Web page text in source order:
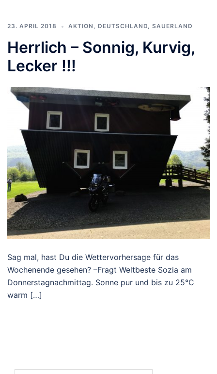
23. APRIL 2018 AKTION , DEUTSCHLAND, SAUERLAND
Herrlich – Sonnig, Kurvig,
Lecker !!!
Sag mal, hast Du die Wettervorhersage für das
Wochenende gesehen? –Fragt Weltbeste Sozia am
Donnerstagnachmittag. Sonne pur und bis zu 25°C
warm […]